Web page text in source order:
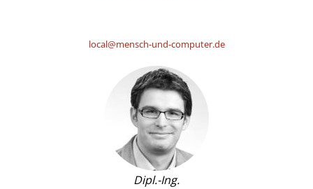
local@mensch-und-computer.de
Dipl.-Ing.